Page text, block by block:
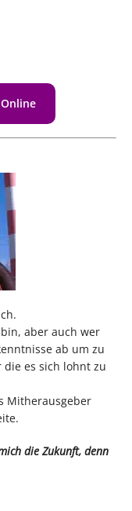
aber auch wer
ab um zu
es sich lohnt zu
Mitherausgeber
die Zukunft, denn